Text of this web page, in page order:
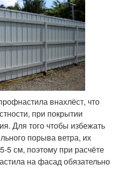
внахлёст, что
при покрытии
Для того чтобы избежать
порыва ветра, их
5 см, поэтому при расчёте
на фасад обязательно